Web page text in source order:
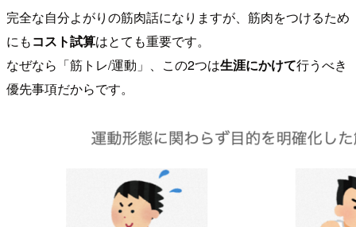
完全な自分よがりの筋肉話になりますが、筋肉をつけるため
にもコスト試算はとても重要です。
なぜなら「筋トレ/運動」、この2つは生涯にかけて行うべき
優先事項だからです。